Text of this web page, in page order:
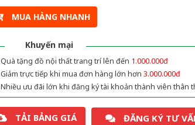
MUA HÀNG NHANH
Khuyến mại
Quà tặng đồ nội thất trang trí lên đến 1.000.000đ
Giảm trực tiếp khi mua đơn hàng lớn hơn 3.000.000đ
Nhiều ưu đãi lớn khi đăng ký tài khoản thành viên thân
TẢI BẢNG GIÁ ĐĂNG KÝ TƯ